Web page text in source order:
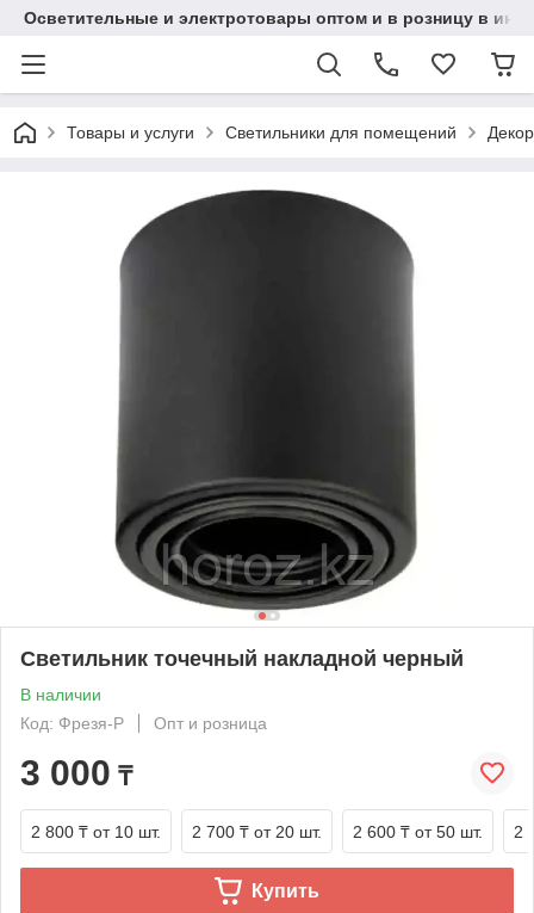
Осветительные и электротовары оптом и в розницу в
Товары и услуги Светильники для помещений
Светильник точечный накладной черный
В наличии
Код: Фрезя-Р
Опт и розница
3 000 ₸
2 800 ₸ от 10 шт. 2 700 ₸ от 20 шт. 2 600 ₸ от 50 шт. 2
Купить